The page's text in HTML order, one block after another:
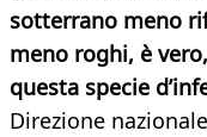
sotterrano meno
meno roghi, è
questa specie
Direzione